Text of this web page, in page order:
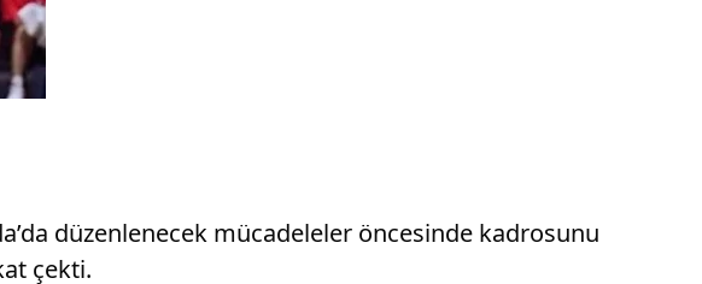
düzenlenecek mücadeleler öncesinde kadrosunu
çekti.